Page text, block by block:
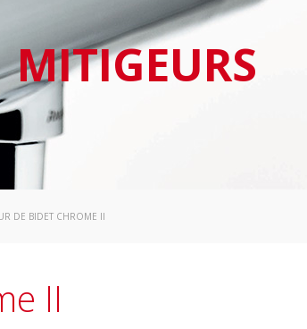
MITIGEURS
DE BIDET CHROME II
II